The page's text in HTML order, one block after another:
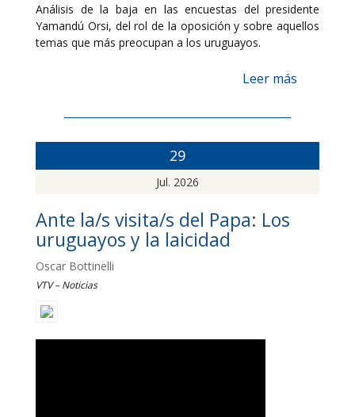
Análisis de la baja en las encuestas del presidente
Yamandú Orsi, del rol de la oposición y sobre aquellos
temas que más preocupan a los uruguayos.
Leer más
29
Jul. 2026
Ante la/s visita/s del Papa: Los
uruguayos y la laicidad
Oscar Bottinelli
VTV – Noticias